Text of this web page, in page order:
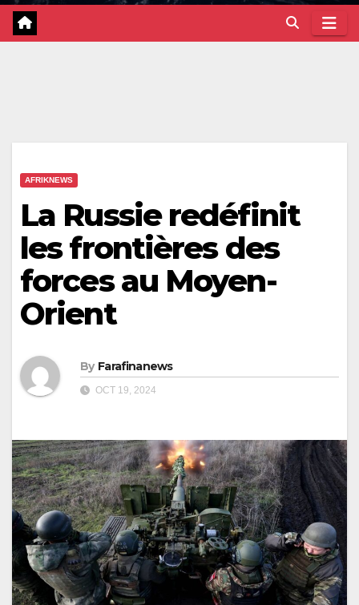
AFRIKNEWS
La Russie redéfinit
les frontières des
forces au Moyen-
Orient
By Farafinanews
OCT 19, 2024